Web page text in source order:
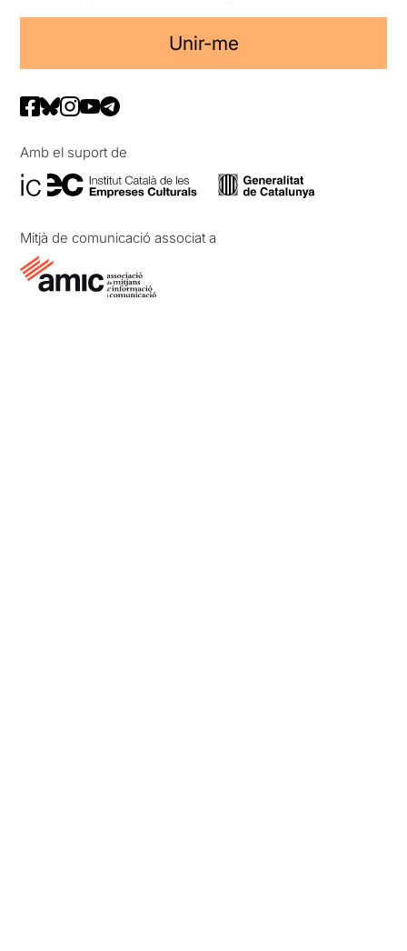
Unir-me
Amb el suport de
Mitjà de comunicació associat a